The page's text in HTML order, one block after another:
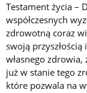
Testament życia –
współczesnych
zdrowotną coraz
swoją
własnego
już w stanie tego
które pozwala na